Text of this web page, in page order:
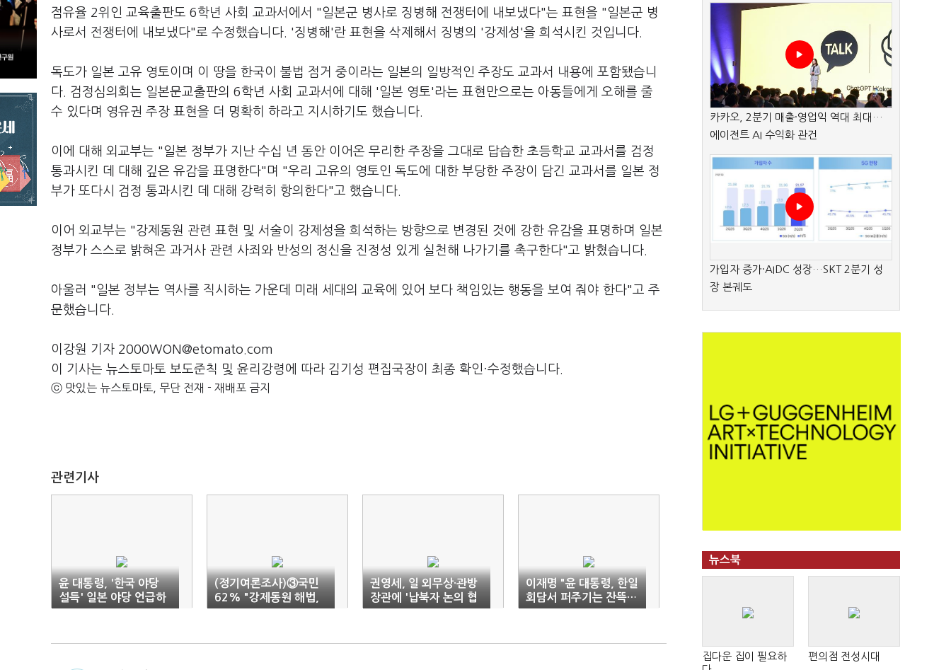
점유율 2위인 교육출판도 6학년 사회 교과서에서 "일본군 병사로 징병해 전쟁터에 내보냈다"는 표현을 "일본군 병
사로서 전쟁터에 내보냈다"로 수정했습니다. '징병해'란 표현을 삭제해서 징병의 '강제성'을 희석시킨 것입니다.
독도가 일본 고유 영토이며 이 땅을 한국이 불법 점거 중이라는 일본의 일방적인 주장도 교과서 내용에 포함됐습니
다. 검정심의회는 일본문교출판의 6학년 사회 교과서에 대해 '일본 영토'라는 표현만으로는 아동들에게 오해를 줄
수 있다며 영유권 주장 표현을 더 명확히 하라고 지시하기도 했습니다.
이에 대해 외교부는 "일본 정부가 지난 수십 년 동안 이어온 무리한 주장을 그대로 답습한 초등학교 교과서를 검정
통과시킨 데 대해 깊은 유감을 표명한다"며 "우리 고유의 영토인 독도에 대한 부당한 주장이 담긴 교과서를 일본 정
부가 또다시 검정 통과시킨 데 대해 강력히 항의한다"고 했습니다.
이어 외교부는 "강제동원 관련 표현 및 서술이 강제성을 희석하는 방향으로 변경된 것에 강한 유감을 표명하며 일본
정부가 스스로 밝혀온 과거사 관련 사죄와 반성의 정신을 진정성 있게 실천해 나가기를 촉구한다"고 밝혔습니다.
아울러 "일본 정부는 역사를 직시하는 가운데 미래 세대의 교육에 있어 보다 책임있는 행동을 보여 줘야 한다"고 주
문했습니다.
이강원 기자 2000WON@etomato.com
이 기사는 뉴스토마토 보도준칙 및 윤리강령에 따라 김기성 편집국장이 최종 확인·수정했습니다.
ⓒ 맛있는 뉴스토마토, 무단 전재 - 재배포 금지
관련기사
윤 대통령, '한국 야당
설득' 일본 야당 언급하
며 "부끄러웠다"
(정기여론조사)③국민
62% "강제동원 해법,
원점서 재검토해야"
권영세, 일 외무상·관방
장관에 '납북자 논의 협
의체' 구성 제안
이재명 "윤 대통령, 한일
회담서 퍼주기는 잔뜩…
받아온 것 없다"
카카오, 2분기 매출·영업익 역대 최대…
에이전트 AI 수익화 관건
가입자 증가·AIDC 성장…SKT 2분기 성
장 본궤도
뉴스북
집다운 집이 필요하
편의점 전성시대